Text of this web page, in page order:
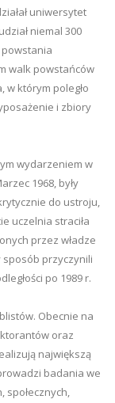
uniwersytet
niemal 300
walk powstańców
w którym poległo
i zbiory
wydarzeniem w
1968, były
do ustroju,
uczelnia straciła
przez władze
sposób przyczynili
po 1989 r.
Obecnie na
oraz
największą
badania we
społecznych,